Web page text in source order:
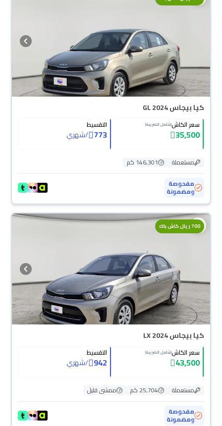
كيا بيجاس GL 2024
سعر الكاش(شامل الضريبة)
35,500
التقسيط
773
/شهري
مستعملة
146,301 كم
مفحوصة
ومضمونة
700 ريال كاش باك
كيا بيجاس LX 2024
سعر الكاش(شامل الضريبة)
43,500
التقسيط
942
/شهري
مستعملة 25,704 كم
ممشى قليل
مفحوصة
ومضمونة